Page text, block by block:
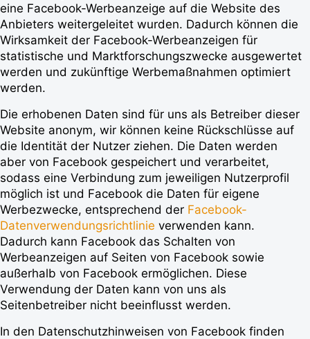
eine Facebook-Werbeanzeige auf die Website des
Anbieters weitergeleitet wurden. Dadurch können die
Wirksamkeit der Facebook-Werbeanzeigen für
statistische und Marktforschungszwecke ausgewertet
werden und zukünftige Werbemaßnahmen optimiert
werden.
Die erhobenen Daten sind für uns als Betreiber dieser
Website anonym, wir können keine Rückschlüsse auf
die Identität der Nutzer ziehen. Die Daten werden
aber von Facebook gespeichert und verarbeitet,
sodass eine Verbindung zum jeweiligen Nutzerprofil
möglich ist und Facebook die Daten für eigene
Werbezwecke, entsprechend der Facebook-
Datenverwendungsrichtlinie verwenden kann.
Dadurch kann Facebook das Schalten von
Werbeanzeigen auf Seiten von Facebook sowie
außerhalb von Facebook ermöglichen. Diese
Verwendung der Daten kann von uns als
Seitenbetreiber nicht beeinflusst werden.
In den Datenschutzhinweisen von Facebook finden